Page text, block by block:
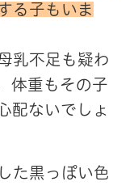
る子もいま
乳不足も疑わ
体重もその子
配ないでしょ
た黒っぽい色